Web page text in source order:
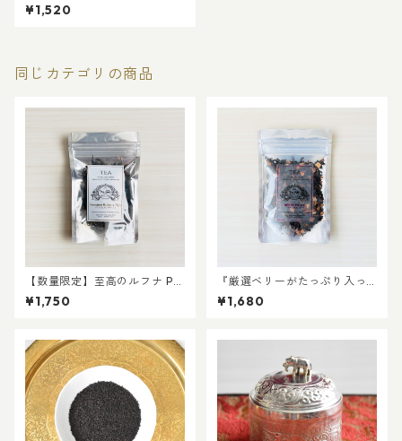
リーフティー５０ｇ
¥1,520
同じカテゴリの商品
【数量限定】至高のルフナ PR
EMIUM RUHUNA TIPS（プレ
ミアム ルフナチップス） リー
¥1,750
『厳選ベリーがたっぷり入っ
たフルーツティー』ベリーフ
ルーツ リーフティー
¥1,680